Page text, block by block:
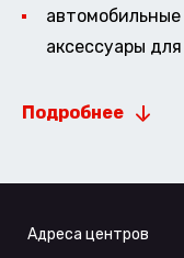
аксессуары
Подробнее
Адреса центров